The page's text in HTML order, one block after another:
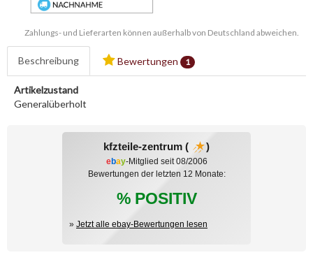
Zahlungs- und Lieferarten können außerhalb von Deutschland abweichen.
Beschreibung Bewertungen 1
Artikelzustand
Generalüberholt
kfzteile-zentrum ( )
ebay-Mitglied seit 08/2006
Bewertungen der letzten 12 Monate:
% POSITIV
» Jetzt alle ebay-Bewertungen lesen